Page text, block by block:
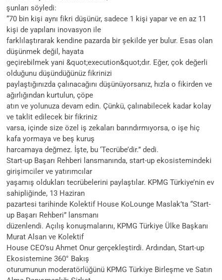
şunları söyledi:
“70 bin kişi aynı fikri düşünür, sadece 1 kişi yapar ve en az 11
kişi de yapılanı inovasyon ile
farklılaştırarak kendine pazarda bir şekilde yer bulur. Esas olan
düşünmek değil, hayata
geçirebilmek yani &quot;execution&quot;dır. Eğer, çok değerli
olduğunu düşündüğünüz fikrinizi
paylaştığınızda çalınacağını düşünüyorsanız, hızla o fikirden ve
ağırlığından kurtulun, çöpe
atın ve yolunuza devam edin. Çünkü, çalınabilecek kadar kolay
ve taklit edilecek bir fikriniz
varsa, içinde size özel iş zekaları barındırmıyorsa, o işe hiç
kafa yormaya ve beş kuruş
harcamaya değmez. İşte, bu ‘Tecrübe’dir.” dedi.
Start-up Başarı Rehberi lansmanında, start-up ekosistemindeki
girişimciler ve yatırımcılar
yaşamış oldukları tecrübelerini paylaştılar. KPMG Türkiye’nin ev
sahipliğinde, 13 Haziran
pazartesi tarihinde Kolektif House KoLounge Maslak’ta “Start-
up Başarı Rehberi” lansmanı
düzenlendi. Açılış konuşmalarını, KPMG Türkiye Ülke Başkanı
Murat Alsan ve Kolektif
House CEO’su Ahmet Onur gerçekleştirdi. Ardından, Start-up
Ekosistemine 360° Bakış
oturumunun moderatörlüğünü KPMG Türkiye Birleşme ve Satın